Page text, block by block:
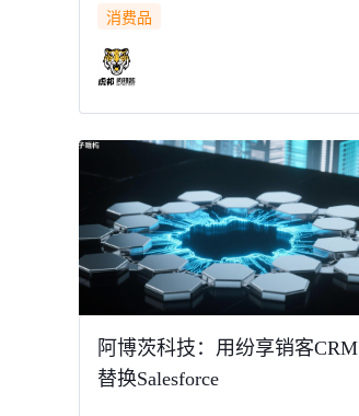
消费品
阿博茨科技：用纷享销客CRM
替换Salesforce